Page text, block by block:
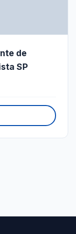
de
SP